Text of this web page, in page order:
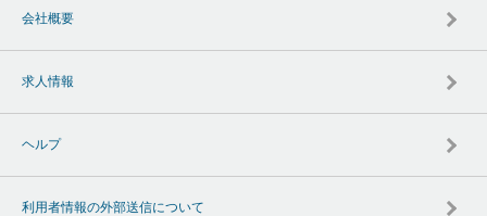
会社概要
求人情報
ヘルプ
利用者情報の外部送信について